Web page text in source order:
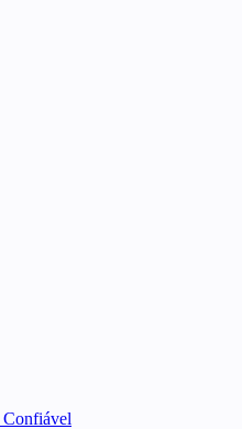
Confiável